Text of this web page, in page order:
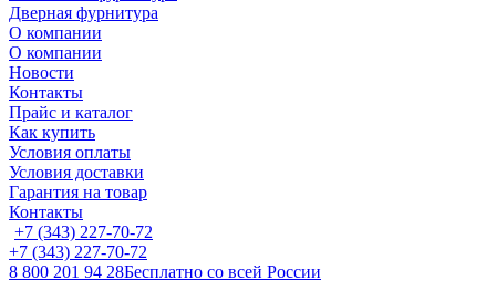
Дверная фурнитура
О компании
О компании
Новости
Контакты
Прайс и каталог
Как купить
Условия оплаты
Условия доставки
Гарантия на товар
Контакты
+7 (343) 227-70-72
+7 (343) 227-70-72
8 800 201 94 28Бесплатно со всей России